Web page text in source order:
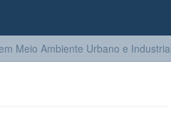
Meio Ambiente Urbano e Industrial